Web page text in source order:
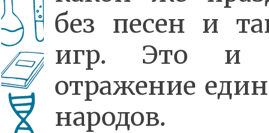
без песен и
игр. Это и
отражение
народов.